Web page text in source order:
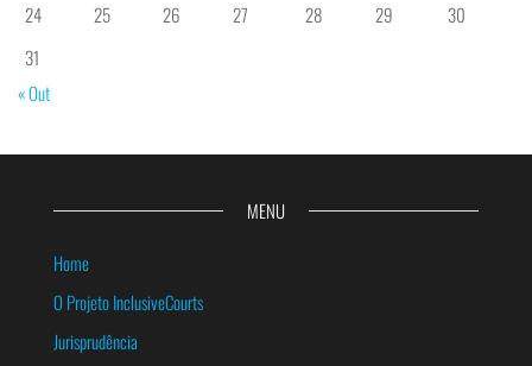
24
25 26 27 28 29
30
31
« Out
MENU
Home
O Projeto InclusiveCourts
Jurisprudência